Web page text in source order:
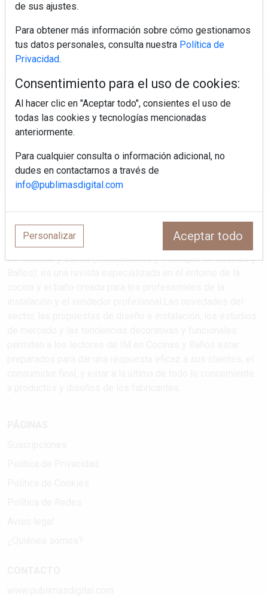
Regístrate y accede a contenidos
exclusivos
IM Cocinas y Baños (Instalaciones y Montajes en Cocinas y
de sus ajustes.
Para obtener más información sobre cómo gestionamos
tus datos personales, consulta nuestra Política de
Privacidad.
Consentimiento para el uso de cookies:
Al hacer clic en "Aceptar todo", consientes el uso de
todas las cookies y tecnologías mencionadas
anteriormente.
Para cualquier consulta o información adicional, no
dudes en contactarnos a través de
info@publimasdigital.com
Personalizar Aceptar todo